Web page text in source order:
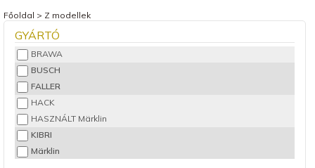
Főoldal > Z modellek
GYÁRTÓ
BRAWA
BUSCH
FALLER
HACK
HASZNÁLT Märklin
KIBRI
Märklin